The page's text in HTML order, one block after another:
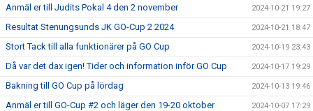
Anmäl er till Judits Pokal 4 den 2 november 2024-10-21 19:27
Resultat Stenungsunds JK GO-Cup 2 2024 2024-10-21 18:47
Stort Tack till alla funktionärer på GO Cup 2024-10-19 23:43
Då var det dax igen! Tider och information inför GO Cup 2024-10-17 19:29
Bakning till GO Cup på lördag 2024-10-13 19:46
Anmäl er till GO-Cup #2 och läger den 19-20 oktober 2024-10-07 17:29